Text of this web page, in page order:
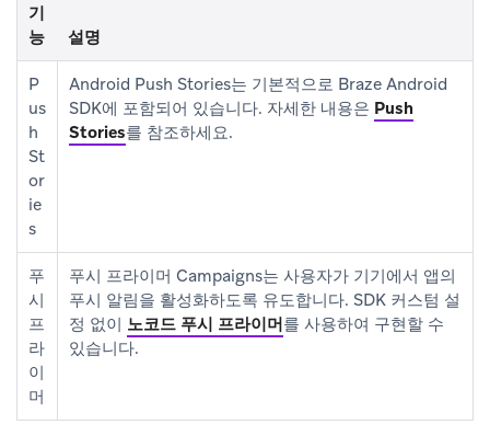
기
능
설명
P
us
h
St
or
ie
s
Android Push Stories는 기본적으로 Braze Android
SDK에 포함되어 있습니다. 자세한 내용은 Push
Stories를 참조하세요.
푸
시
프
라
이
머
푸시 프라이머 Campaigns는 사용자가 기기에서 앱의
푸시 알림을 활성화하도록 유도합니다. SDK 커스텀 설
정 없이 노코드 푸시 프라이머를 사용하여 구현할 수
있습니다.